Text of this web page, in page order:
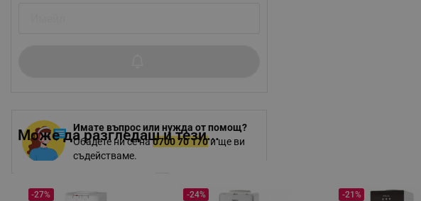
Имате въпрос или нужда от помощ?
Обадете ни се на0700 70 170и ще ви
съдействаме.
Може да разгледаш и тези...
-27% -24% -21%